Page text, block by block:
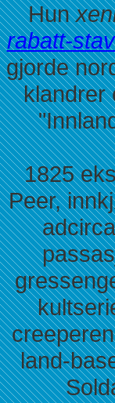
Hun
rabatt-
gjorde
klandrer
1825
Peer,
land-